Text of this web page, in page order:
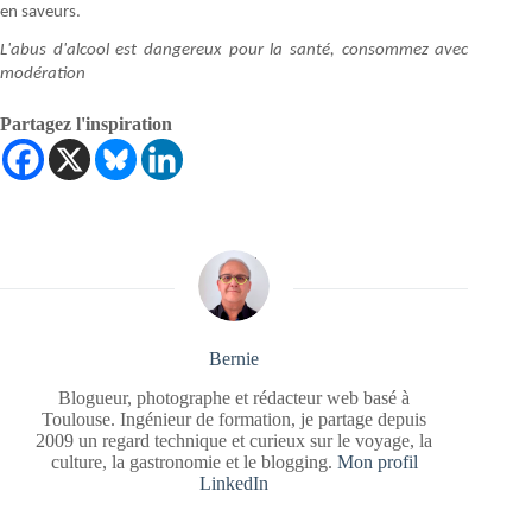
en saveurs.
L'abus d'alcool est dangereux pour la santé, consommez avec
modération
Partagez l'inspiration
Bernie
Blogueur, photographe et rédacteur web basé à
Toulouse. Ingénieur de formation, je partage depuis
2009 un regard technique et curieux sur le voyage, la
culture, la gastronomie et le blogging. Mon profil
LinkedIn